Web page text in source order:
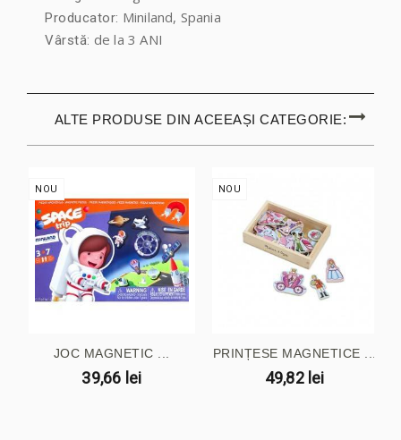
Producator: Miniland, Spania
Vârstă: de la 3 ANI
ALTE PRODUSE DIN ACEEAȘI CATEGORIE:
NOU
JOC MAGNETIC ...
39,66 lei
NOU
PRINȚESE MAGNETICE ...
49,82 lei